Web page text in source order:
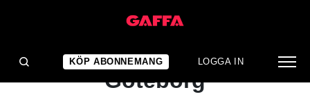
KÖP ABONNEMANG LOGGA IN
KONSERTRECENSION
Naomi Pilgrim: Pustervik,
Göteborg